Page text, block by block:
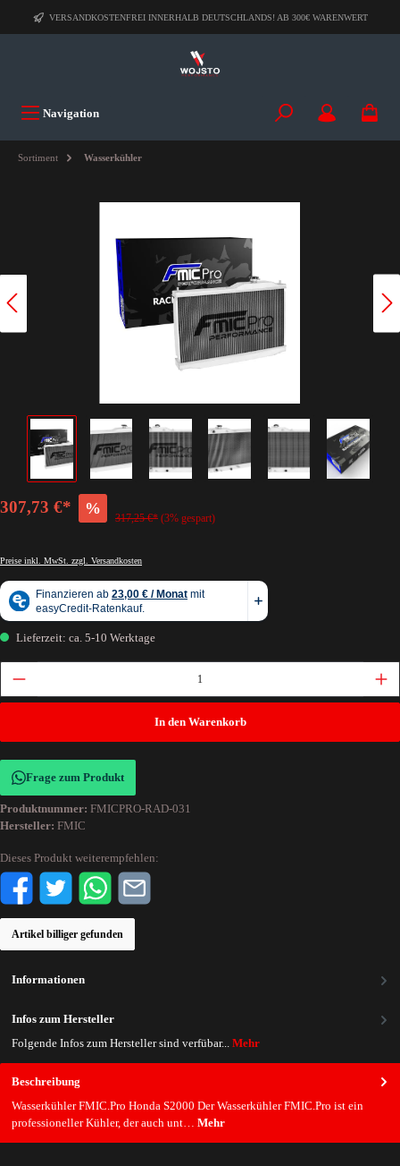
VERSANDKOSTENFREI INNERHALB DEUTSCHLANDS! AB 300€ WARENWERT
Navigation
Sortiment Wasserkühler
307,73 €* %
317,25 €* (3% gespart)
Preise inkl. MwSt. zzgl. Versandkosten
Lieferzeit: ca. 5-10 Werktage
In den Warenkorb
Frage zum Produkt
Produktnummer: FMICPRO-RAD-031
Hersteller: FMIC
Dieses Produkt weiterempfehlen:
Artikel billiger gefunden
Beschreibung
Wasserkühler FMIC.Pro Honda S2000 Der Wasserkühler FMIC.Pro ist ein
professioneller Kühler, der auch unt… Mehr
Informationen
Infos zum Hersteller
Folgende Infos zum Hersteller sind verfübar... Mehr